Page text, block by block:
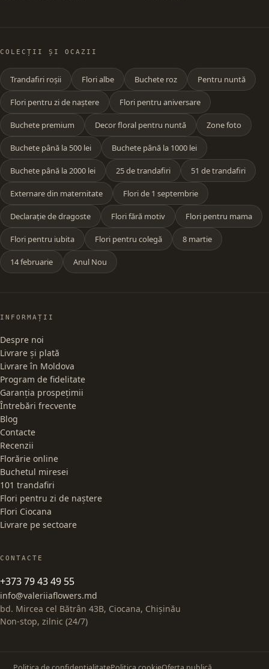
COLECȚII ȘI OCAZII
Trandafiri roșii Flori albe Buchete roz Pentru nuntă
Flori pentru zi de naștere Flori pentru aniversare
Buchete premium Decor floral pentru nuntă Zone foto
Buchete până la 500 lei Buchete până la 1000 lei
Buchete până la 2000 lei 25 de trandafiri 51 de trandafiri
Externare din maternitate Flori de 1 septembrie
Declarație de dragoste Flori fără motiv Flori pentru mama
Flori pentru iubita Flori pentru colegă 8 martie
14 februarie Anul Nou
INFORMAȚII
Despre noi
Livrare și plată
Livrare în Moldova
Program de fidelitate
Garanția prospețimii
Întrebări frecvente
Blog
Contacte
Recenzii
Florărie online
Buchetul miresei
101 trandafiri
Flori pentru zi de naștere
Flori Ciocana
Livrare pe sectoare
CONTACTE
+373 79 43 49 55
info@valeriiaflowers.md
bd. Mircea cel Bătrân 43B, Ciocana, Chișinău
Non-stop, zilnic (24/7)